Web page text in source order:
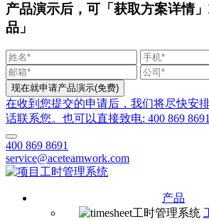
产品演示后，可「获取方案详情
品」
在收到您提交的申请后，我们将尽快安
话联系您。也可以直接致电: 400 869 8691
400 869 8691
service@aceteamwork.com
产品